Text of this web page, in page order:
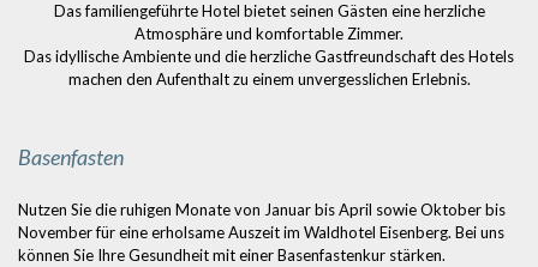
Das familiengeführte Hotel bietet seinen Gästen eine herzliche
Atmosphäre und komfortable Zimmer.
Das idyllische Ambiente und die herzliche Gastfreundschaft des Hotels
machen den Aufenthalt zu einem unvergesslichen Erlebnis.
Basenfasten
Nutzen Sie die ruhigen Monate von Januar bis April sowie Oktober bis
November für eine erholsame Auszeit im Waldhotel Eisenberg. Bei uns
können Sie Ihre Gesundheit mit einer Basenfastenkur stärken.